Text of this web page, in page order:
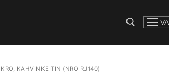
Hae:
KAHVINKEITIN (NRO RJ140)